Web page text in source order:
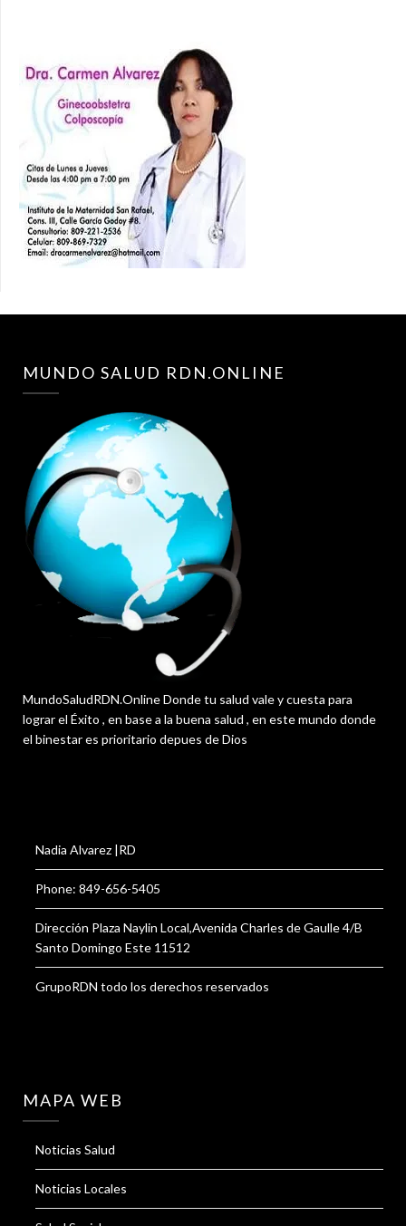
MUNDO SALUD RDN.ONLINE
MundoSaludRDN.Online Donde tu salud vale y cuesta para
lograr el Éxito , en base a la buena salud , en este mundo donde
el binestar es prioritario depues de Dios
Nadia Alvarez |RD
Phone: 849-656-5405
Dirección Plaza Naylin Local,Avenida Charles de Gaulle 4/B
Santo Domingo Este 11512
GrupoRDN todo los derechos reservados
MAPA WEB
Noticias Salud
Noticias Locales